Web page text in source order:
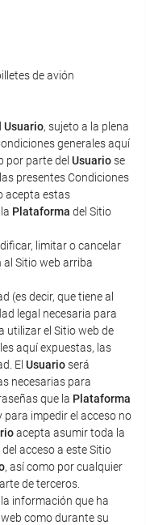
de avión
Usuario, sujeto a la plena
generales aquí
por parte del Usuariose
presentes Condiciones
acepta estas
Plataforma del Sitio
limitar o cancelar
al Sitio web arriba
(es decir, que tiene al
legal necesaria para
utilizar el Sitio web de
aquí expuestas, las
El Usuarioserá
necesarias para
que la Plataforma
para impedir el acceso no
acepta asumir toda la
acceso a este Sitio
, así como por cualquier
de terceros.
información que ha
como durante su